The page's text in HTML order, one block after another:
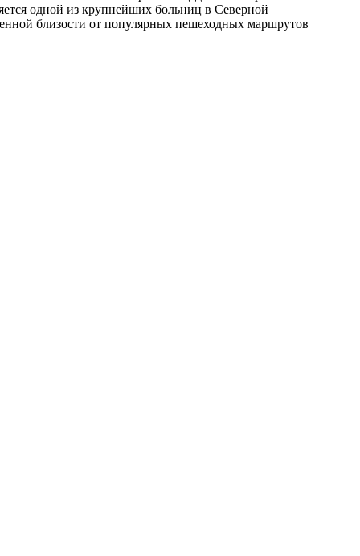
одной из крупнейших больниц в Северной
близости от популярных пешеходных маршрутов